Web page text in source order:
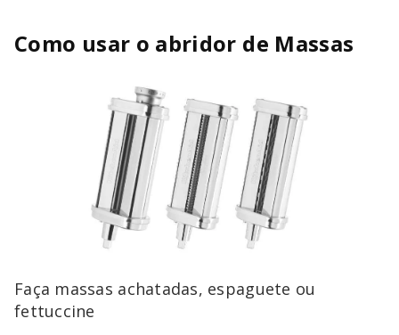
Como usar o abridor de Massas
Faça massas achatadas, espaguete ou
fettuccine